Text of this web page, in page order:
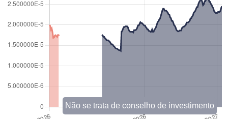
Não se trata de conselho de investimento